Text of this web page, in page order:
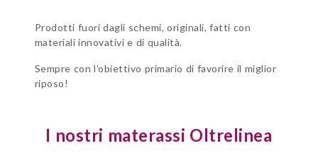
Prodotti fuori dagli schemi, originali, fatti con
materiali innovativi e di qualità.
Sempre con l’obiettivo primario di favorire il miglior
riposo!
I nostri materassi Oltrelinea